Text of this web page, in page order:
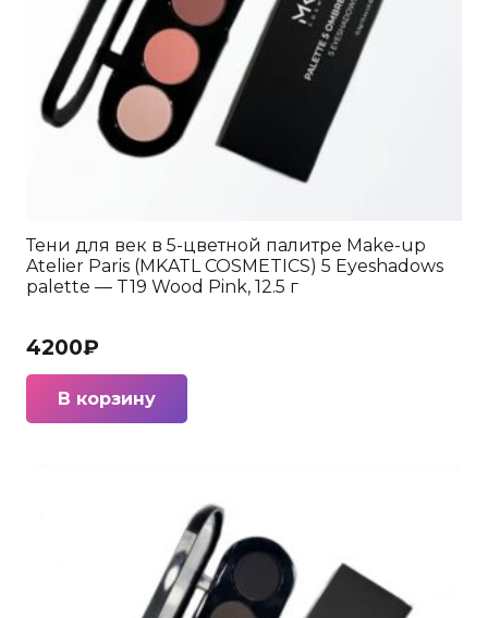
Тени для век в 5-цветной палитре Make-up
Atelier Paris (MKATL COSMETICS) 5 Eyeshadows
palette — T19 Wood Pink, 12.5 г
4200₽
В корзину